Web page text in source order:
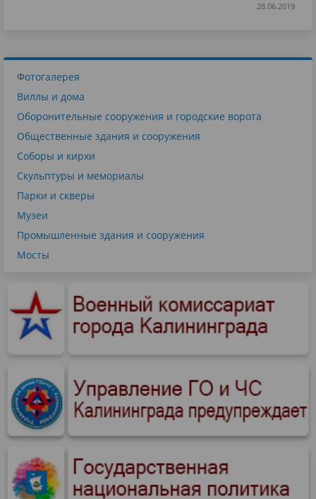
28.06.2019
Фотогалерея
Виллы и дома
Оборонительные сооружения и городские ворота
Общественные здания и сооружения
Соборы и кирхи
Скульптуры и мемориалы
Парки и скверы
Музеи
Промышленные здания и сооружения
Мосты